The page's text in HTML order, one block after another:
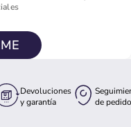
Devoluciones
y garantía
de pedido